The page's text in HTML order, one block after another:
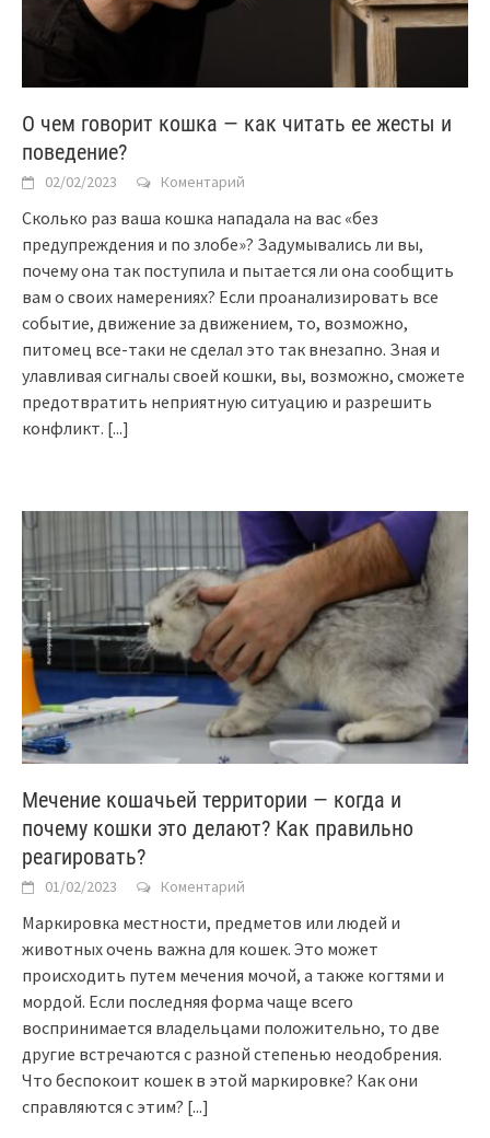
О чем говорит кошка — как читать ее жесты и
поведение?
02/02/2023 Коментарий
Сколько раз ваша кошка нападала на вас «без
предупреждения и по злобе»? Задумывались ли вы,
почему она так поступила и пытается ли она сообщить
вам о своих намерениях? Если проанализировать все
событие, движение за движением, то, возможно,
питомец все-таки не сделал это так внезапно. Зная и
улавливая сигналы своей кошки, вы, возможно, сможете
предотвратить неприятную ситуацию и разрешить
конфликт. [...]
Мечение кошачьей территории — когда и
почему кошки это делают? Как правильно
реагировать?
01/02/2023 Коментарий
Маркировка местности, предметов или людей и
животных очень важна для кошек. Это может
происходить путем мечения мочой, а также когтями и
мордой. Если последняя форма чаще всего
воспринимается владельцами положительно, то две
другие встречаются с разной степенью неодобрения.
Что беспокоит кошек в этой маркировке? Как они
справляются с этим? [...]